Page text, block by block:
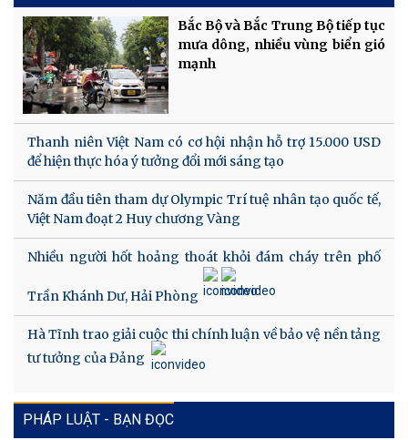
Bắc Bộ và Bắc Trung Bộ tiếp tục
mưa dông, nhiều vùng biển gió
mạnh
Thanh niên Việt Nam có cơ hội nhận hỗ trợ 15.000 USD
để hiện thực hóa ý tưởng đổi mới sáng tạo
Năm đầu tiên tham dự Olympic Trí tuệ nhân tạo quốc tế,
Việt Nam đoạt 2 Huy chương Vàng
Nhiều người hốt hoảng thoát khỏi đám cháy trên phố
Trần Khánh Dư, Hải Phòng
Hà Tĩnh trao giải cuộc thi chính luận về bảo vệ nền tảng
tư tưởng của Đảng
PHÁP LUẬT - BẠN ĐỌC